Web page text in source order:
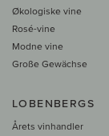
Økologiske vine
Rosé-vine
Modne vine
Große Gewächse
LOBENBERGS
Årets vinhandler